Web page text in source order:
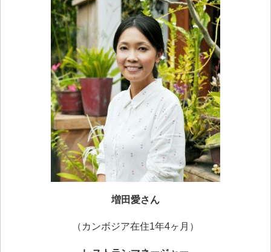
増田愛さん
（カンボジア在住1年4ヶ月）